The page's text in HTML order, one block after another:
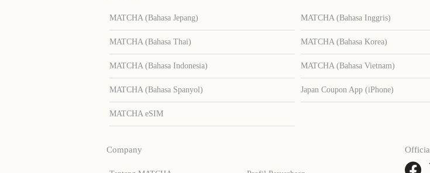
MATCHA (Bahasa Jepang) MATCHA (Bahasa Inggris)
MATCHA (Bahasa Thai) MATCHA (Bahasa Korea)
MATCHA (Bahasa Indonesia) MATCHA (Bahasa Vietnam)
MATCHA (Bahasa Spanyol) Japan Coupon App (iPhone)
MATCHA eSIM
Company